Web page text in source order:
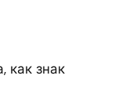
как знак